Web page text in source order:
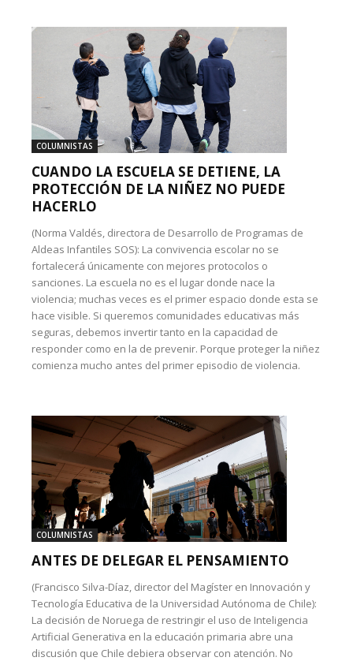
COLUMNISTAS
CUANDO LA ESCUELA SE DETIENE, LA
PROTECCIÓN DE LA NIÑEZ NO PUEDE
HACERLO
(Norma Valdés, directora de Desarrollo de Programas de
Aldeas Infantiles SOS): La convivencia escolar no se
fortalecerá únicamente con mejores protocolos o
sanciones. La escuela no es el lugar donde nace la
violencia; muchas veces es el primer espacio donde esta se
hace visible. Si queremos comunidades educativas más
seguras, debemos invertir tanto en la capacidad de
responder como en la de prevenir. Porque proteger la niñez
comienza mucho antes del primer episodio de violencia.
COLUMNISTAS
ANTES DE DELEGAR EL PENSAMIENTO
(Francisco Silva-Díaz, director del Magíster en Innovación y
Tecnología Educativa de la Universidad Autónoma de Chile):
La decisión de Noruega de restringir el uso de Inteligencia
Artificial Generativa en la educación primaria abre una
discusión que Chile debiera observar con atención. No